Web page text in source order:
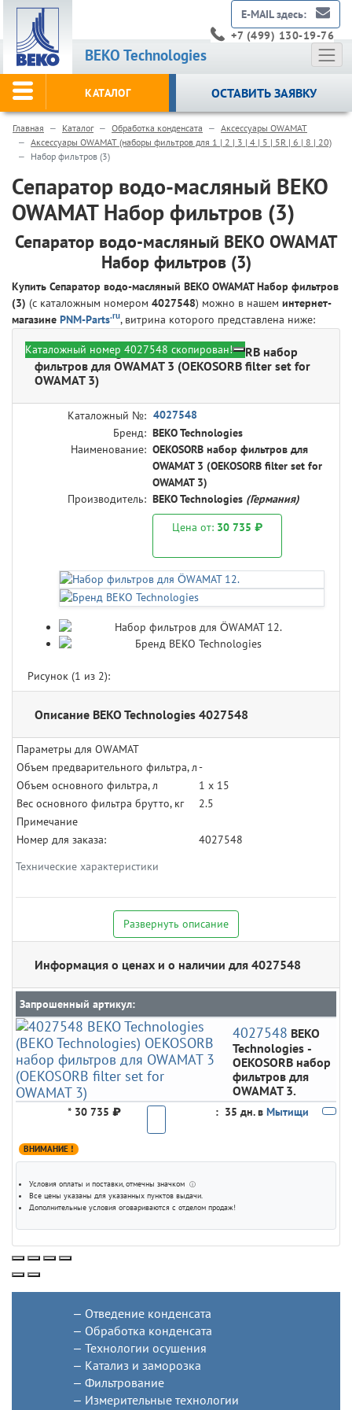
BEKO Technologies
E-MAIL здесь:
+7 (499) 130-19-76
КАТАЛОГ ОСТАВИТЬ ЗАЯВКУ
Главная Каталог Обработка конденсата
Аксессуары OWAMAT
Аксессуары OWAMAT (наборы фильтров для 1 | 2 | 3 | 4 | 5 | 5R | 6 | 8 | 20)
Набор фильтров (3)
Сепаратор водо-масляный BEKO
OWAMAT Набор фильтров (3)
Сепаратор водо-масляный BEKO OWAMAT
Набор фильтров (3)
Купить Сепаратор водо-масляный BEKO OWAMAT Набор фильтров
(3) (с каталожным номером 4027548) можно в нашем интернет-
магазине PNM-Parts.ru, витрина которого представлена ниже:
BEKO Technologies 4027548 - OEKOSORB набор
фильтров для OWAMAT 3 (OEKOSORB filter set for
OWAMAT 3)
Каталожный №: 4027548
Бренд: BEKO Technologies
Наименование: OEKOSORB набор фильтров для
OWAMAT 3 (OEKOSORB filter set for
OWAMAT 3)
Производитель: BEKO Technologies (Германия)
Цена от: 30 735 ₽
Рисунок (1 из 2):
Каталожный номер 4027548 скопирован!
Описание BEKO Technologies 4027548
Технические характеристики
Параметры для OWAMAT
Объем предварительного фильтра, л-
Объем основного фильтра, л
1 x 15
Вес основного фильтра брутто, кг
2.5
Примечание
Номер для заказа:
4027548
Развернуть описание
Информация о ценах и о наличии для 4027548
Запрошенный артикул:
4027548 BEKO
Technologies-
OEKOSORB набор
фильтров для
OWAMAT 3.
* 30 735 ₽ : 35 дн. в Мытищи
ВНИМАНИЕ !
Условия оплаты и поставки, отмечны значком ⓘ
Все цены указаны для указанных пунктов выдачи.
Дополнительные условия оговариваются с отделом продаж!
Отведение конденсата
Обработка конденсата
Технологии осушения
Катализ и заморозка
Фильтрование
Измерительные технологии